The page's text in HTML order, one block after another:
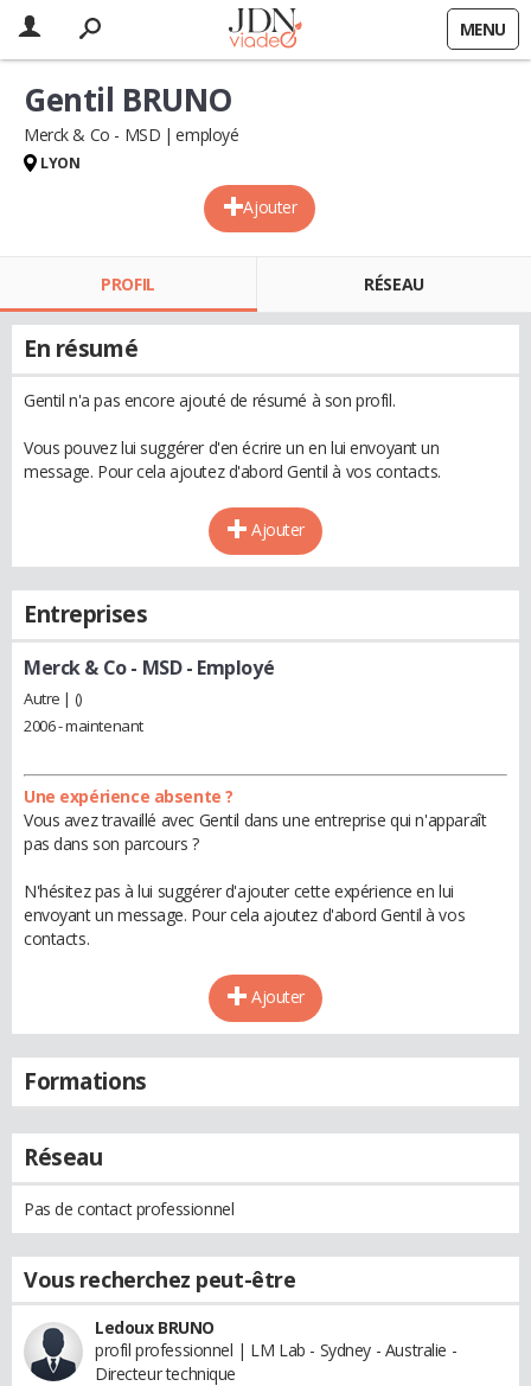
MENU
Ajouter
Gentil BRUNO
Merck & Co - MSD employé
LYON
PROFIL RÉSEAU
En résumé
Gentil n'a pas encore ajouté de résumé à son profil.
Vous pouvez lui suggérer d'en écrire un en lui envoyant un
message. Pour cela ajoutez d'abord Gentil à vos contacts.
Ajouter
Entreprises
Merck & Co - MSD- Employé
Autre | ()
2006 - maintenant
Une expérience absente ?
Vous avez travaillé avec Gentil dans une entreprise qui n'apparaît
pas dans son parcours ?
N'hésitez pas à lui suggérer d'ajouter cette expérience en lui
envoyant un message. Pour cela ajoutez d'abord Gentil à vos
contacts.
Ajouter
Formations
Réseau
Pas de contact professionnel
Vous recherchez peut-être
Ledoux BRUNO
profil professionnel | LM Lab - Sydney - Australie -
Directeur technique